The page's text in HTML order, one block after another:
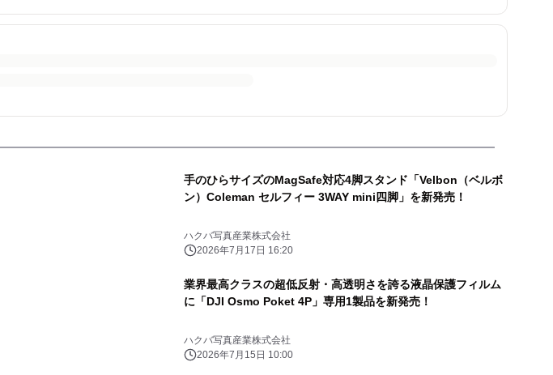
手のひらサイズのMagSafe対応4脚スタンド「Velbon（ベルボ
ン）Coleman セルフィー 3WAY mini四脚」を新発売！
ハクバ写真産業株式会社
2026年7月17日 16:20
業界最高クラスの超低反射・高透明さを誇る液晶保護フィルム
に「DJI Osmo Poket 4P」専用1製品を新発売！
ハクバ写真産業株式会社
2026年7月15日 10:00